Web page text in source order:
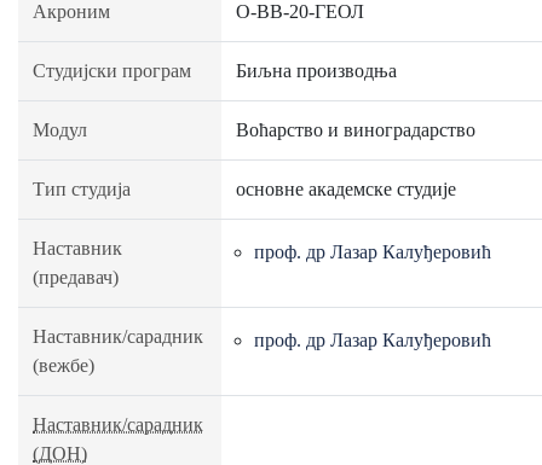
Акроним О-ВВ-20-ГЕОЛ
Студијски програм Биљна производња
Модул Воћарство и виноградарство
Тип студија основне академске студије
Наставник
(предавач)
проф. др Лазар Калуђеровић
Наставник/сарадник
(вежбе)
проф. др Лазар Калуђеровић
Наставник/сарадник
(ДОН)